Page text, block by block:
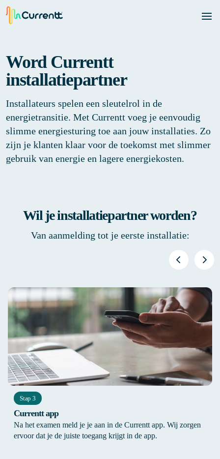
Word Currentt
installatiepartner
Installateurs spelen een sleutelrol in de
energietransitie. Met Currentt voeg je eenvoudig
slimme energiesturing toe aan jouw installaties. Zo
zijn je klanten klaar voor de toekomst met slimmer
gebruik van energie en lagere energiekosten.
Wil je installatiepartner worden?
Van aanmelding tot je eerste installatie:
Stap 3
Currentt app
Na het examen meld je je aan in de Currentt app. Wij zorgen
ervoor dat je de juiste toegang krijgt in de app.